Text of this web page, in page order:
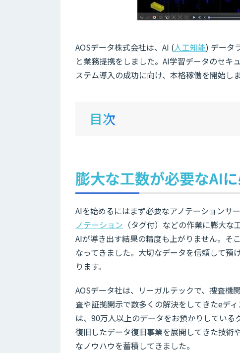
AOSデータ株式会社は、AI (人工知能) データ
と業務提携をしました。AI学習データのセキ
ステム導入の成功に向け、本格稼働を開始しま
目次
膨大な工数が必要なAI
AIを始めるにはまず必要なアノテーションサ
ノテーション （タグ付）などの作業に膨大
AIが導き出す結果の精度も上がりません。そ
なってきました。大切なデータを信頼して預
ります。
AOSデータ社は、リーガルテックで、捜査機
査や証拠開示で数多くの解決をしてきたeデ
は、90万人以上のデータをお預かりしてい
復旧したデータ復旧事業を展開してきた技術
なノウハウを蓄積してきました。